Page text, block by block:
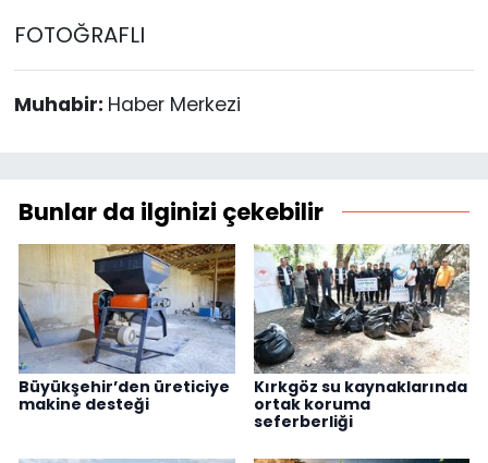
FOTOĞRAFLI
Muhabir: Haber Merkezi
Bunlar da ilginizi çekebilir
Büyükşehir’den üreticiye
makine desteği
Kırkgöz su kaynaklarında
ortak koruma
seferberliği